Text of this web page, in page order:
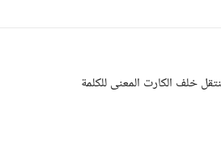
خلف الكارت المعنى للكلمة